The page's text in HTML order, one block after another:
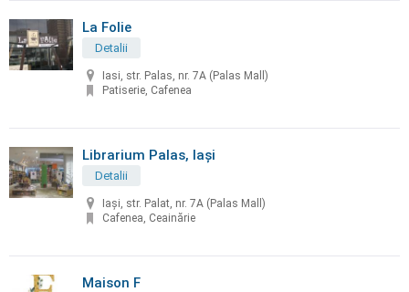
La Folie
Detalii
Iasi, str. Palas, nr. 7A (Palas Mall)
Patiserie, Cafenea
Librarium Palas, Iaşi
Detalii
Iaşi, str. Palat, nr. 7A (Palas Mall)
Cafenea, Ceainărie
Maison F